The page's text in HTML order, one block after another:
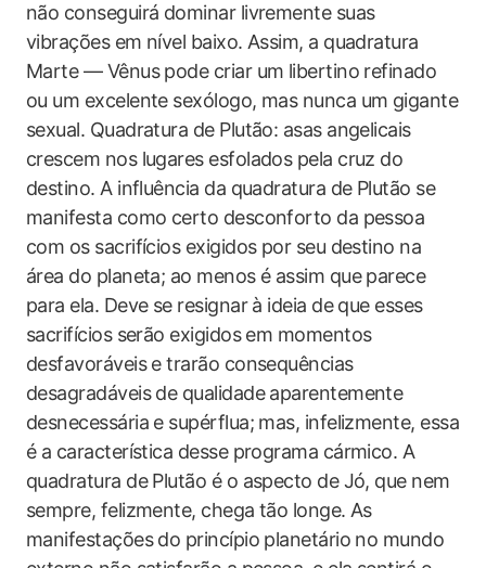
não conseguirá dominar livremente suas
vibrações em nível baixo. Assim, a quadratura
Marte — Vênus pode criar um libertino refinado
ou um excelente sexólogo, mas nunca um gigante
sexual. Quadratura de Plutão: asas angelicais
crescem nos lugares esfolados pela cruz do
destino. A influência da quadratura de Plutão se
manifesta como certo desconforto da pessoa
com os sacrifícios exigidos por seu destino na
área do planeta; ao menos é assim que parece
para ela. Deve se resignar à ideia de que esses
sacrifícios serão exigidos em momentos
desfavoráveis e trarão consequências
desagradáveis de qualidade aparentemente
desnecessária e supérflua; mas, infelizmente, essa
é a característica desse programa cármico. A
quadratura de Plutão é o aspecto de Jó, que nem
sempre, felizmente, chega tão longe. As
manifestações do princípio planetário no mundo